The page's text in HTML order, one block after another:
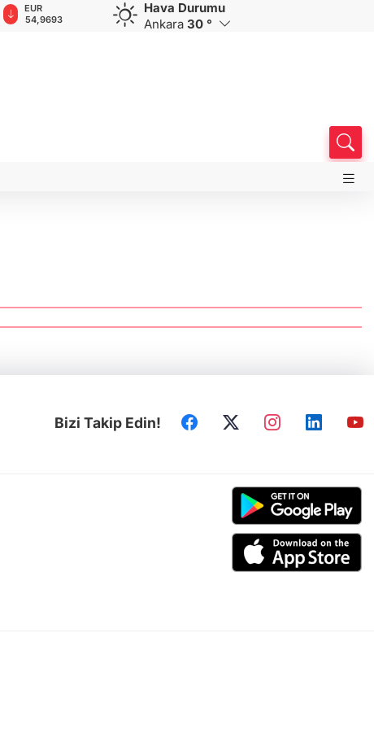
EUR
54,9693
GBP
64,1885
CHF
58,6681
Hava Durumu
Ankara 30 °
Bizi Takip Edin!